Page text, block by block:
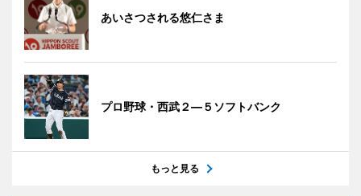
あいさつされる悠仁さま
プロ野球・西武２―５ソフトバンク
もっと見る